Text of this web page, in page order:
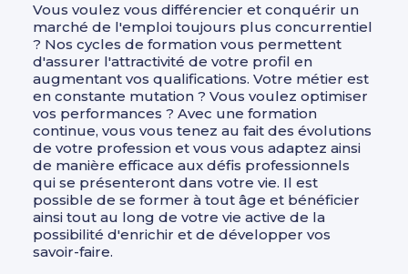
Vous voulez vous différencier et conquérir un
marché de l'emploi toujours plus concurrentiel
? Nos cycles de formation vous permettent
d'assurer l'attractivité de votre profil en
augmentant vos qualifications. Votre métier est
en constante mutation ? Vous voulez optimiser
vos performances ? Avec une formation
continue, vous vous tenez au fait des évolutions
de votre profession et vous vous adaptez ainsi
de manière efficace aux défis professionnels
qui se présenteront dans votre vie. Il est
possible de se former à tout âge et bénéficier
ainsi tout au long de votre vie active de la
possibilité d'enrichir et de développer vos
savoir-faire.